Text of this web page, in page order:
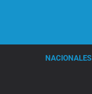
NACIONALES